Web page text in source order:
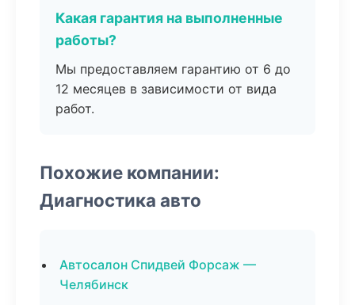
Какая гарантия на выполненные
работы?
Мы предоставляем гарантию от 6 до
12 месяцев в зависимости от вида
работ.
Похожие компании:
Диагностика авто
Автосалон Спидвей Форсаж —
Челябинск